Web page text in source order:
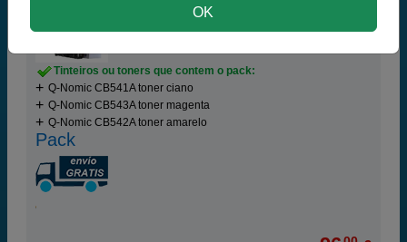
Tinteiros ou toners que contem o pack:
Q-Nomic CB541A toner ciano
Q-Nomic CB543A toner magenta
Q-Nomic CB542A toner amarelo
Pack
OK